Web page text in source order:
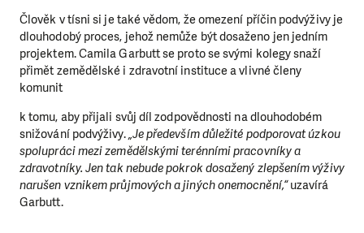
Člověk v tísni si je také vědom, že omezení příčin podvýživy je
dlouhodobý proces, jehož nemůže být dosaženo jen jedním
projektem. Camila Garbutt se proto se svými kolegy snaží
přimět zemědělské i zdravotní instituce a vlivné členy
komunit
k tomu, aby přijali svůj díl zodpovědnosti na dlouhodobém
snižování podvýživy.„Je především důležité podporovat úzkou
spolupráci mezi zemědělskými terénními pracovníky a
zdravotníky. Jen tak nebude pokrok dosažený zlepšením výživy
narušen vznikem průjmových a jiných onemocnění,“uzavírá
Garbutt.
LÍBÍ SE VÁM, CO DĚLÁME?
PODPOŘTE NÁS!
Abychom mohli pomáhat smysluplně, neobejdeme se bez
Vaší podpory. Ať už se nám rozhodnete pomoci jedním
darem nebo se stanete pravidelným dárcem Klubu přátel,